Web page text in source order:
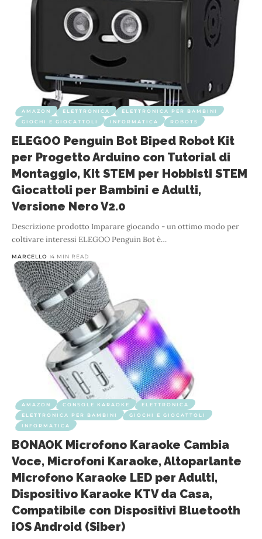
AMAZON ELETTRONICA
ELETTRONICA PER BAMBINI
GIOCHI E GIOCATTOLI
INFORMATICA ROBOTS
ELEGOO Penguin Bot Biped Robot Kit
per Progetto Arduino con Tutorial di
Montaggio, Kit STEM per Hobbisti STEM
Giocattoli per Bambini e Adulti,
Versione Nero V2.0
Descrizione prodotto Imparare giocando - un ottimo modo per
coltivare interessi ELEGOO Penguin Bot è…
MARCELLO 4 MIN READ
AMAZON CONSOLE KARAOKE
ELETTRONICA
ELETTRONICA PER BAMBINI
GIOCHI E GIOCATTOLI
INFORMATICA
BONAOK Microfono Karaoke Cambia
Voce, Microfoni Karaoke, Altoparlante
Microfono Karaoke LED per Adulti,
Dispositivo Karaoke KTV da Casa,
Compatibile con Dispositivi Bluetooth
iOS Android (Siber)